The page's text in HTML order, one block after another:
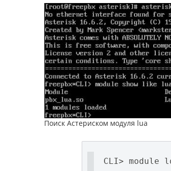
Поиск Астериском модуля lua
CLI> module